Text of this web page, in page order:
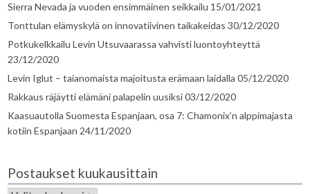
Sierra Nevada ja vuoden ensimmäinen seikkailu 15/01/2021
Tonttulan elämyskylä on innovatiivinen taikakeidas 30/12/2020
Potkukelkkailu Levin Utsuvaarassa vahvisti luontoyhteyttä
23/12/2020
Levin Iglut – taianomaista majoitusta erämaan laidalla 05/12/2020
Rakkaus räjäytti elämäni palapelin uusiksi03/12/2020
Kaasuautolla Suomesta Espanjaan, osa 7: Chamonix’n alppimajasta
kotiin Espanjaan 24/11/2020
Postaukset kuukausittain